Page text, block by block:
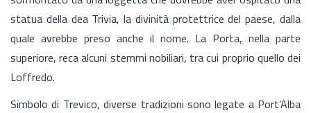
statua della dea Trivia, la divinità protettrice del paese, dalla
quale avrebbe preso anche il nome. La Porta, nella parte
superiore, reca alcuni stemmi nobiliari, tra cui proprio quello dei
Loffredo.
Simbolo di Trevico, diverse tradizioni sono legate a Port’Alba